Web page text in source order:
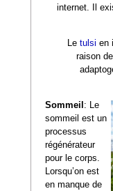
internet. Il
Le tulsi en
raison
Sommeil : Le
sommeil est un
processus
régénérateur
pour le corps.
Lorsqu’on est
en manque de